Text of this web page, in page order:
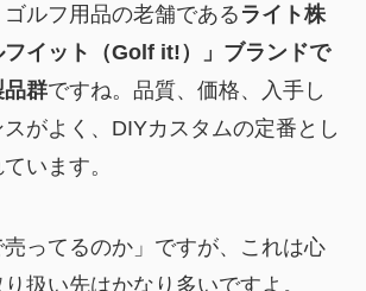
ルフ用品の老舗である ライト株
イット（Golf it!）」ブランドで
品群ですね。品質、価格、入手し
がよく、DIYカスタムの定番とし
います。
ってるのか」ですが、これは心
扱い先はかなり多いですよ。